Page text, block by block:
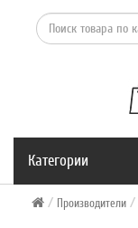
Категории
Производители